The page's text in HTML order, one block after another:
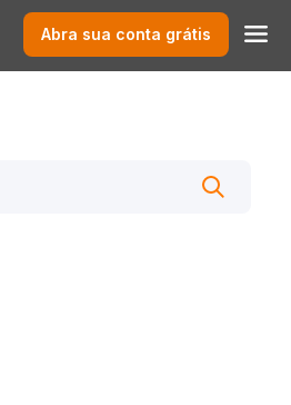
Abra sua conta grátis